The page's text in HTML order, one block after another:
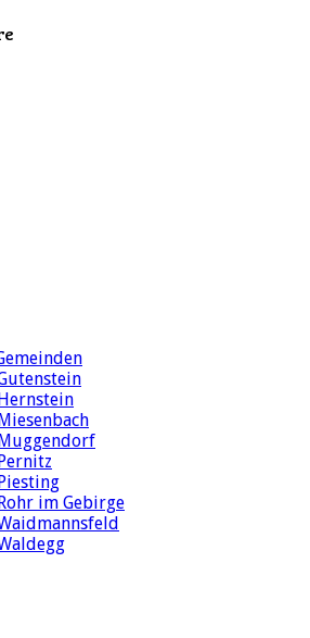
im Gebirge